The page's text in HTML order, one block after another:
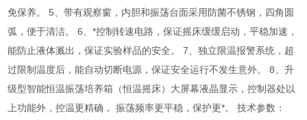
免保养。 5、带有观察窗，内胆和振荡台面采用防菌不锈钢，四角圆
弧，便于清洁。 6、*控制转速电路，保证摇床缓缓启动，平稳加速，
能防止液体溅出，保证实验样品的安全。 7、独立限温报警系统，超
过限制温度后，能自动切断电源，保证安全运行不发生意外。 8、升
级型智能恒温振荡培养箱（恒温摇床）大屏幕液晶显示，控制器处以
上功能外，控温更精确， 振荡频率更平稳，保护更*。 技术参数：